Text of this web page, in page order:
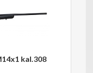
kal.308